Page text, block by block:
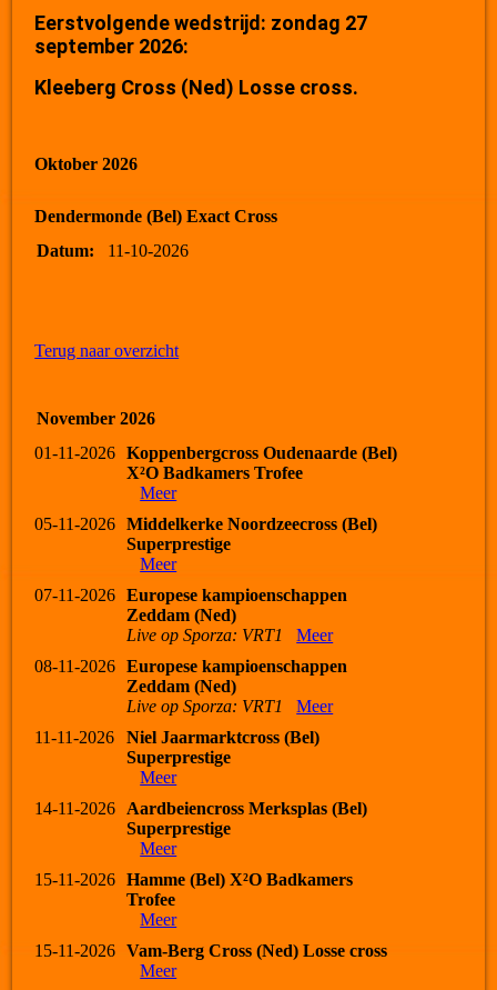
Eerstvolgende wedstrijd: zondag 27
september 2026:
Kleeberg Cross (Ned) Losse cross.
Oktober 2026
Dendermonde (Bel) Exact Cross
Datum:
11-10-2026
Terug naar overzicht
November 2026
01-11-2026
Koppenbergcross Oudenaarde (Bel)
X²O Badkamers Trofee
Meer
05-11-2026
Middelkerke Noordzeecross (Bel)
Superprestige
Meer
07-11-2026
Europese kampioenschappen
Zeddam (Ned)
Live op Sporza: VRT1
Meer
08-11-2026
Europese kampioenschappen
Zeddam (Ned)
Live op Sporza: VRT1
Meer
11-11-2026
Niel Jaarmarktcross (Bel)
Superprestige
Meer
14-11-2026
Aardbeiencross Merksplas (Bel)
Superprestige
Meer
15-11-2026
Hamme (Bel) X²O Badkamers
Trofee
Meer
15-11-2026
Vam-Berg Cross (Ned) Losse cross
Meer